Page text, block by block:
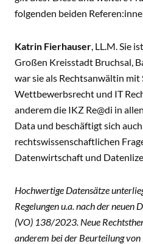
folgenden beiden
Katrin Fierhauser, LL.M. Sie
Großen Kreisstadt Bruchsal,
war sie als Rechtsanwältin
Wettbewerbsrecht und IT
anderem die IKZ Re@di in
Data und beschäftigt sich
rechtswissenschaftlichen
Datenwirtschaft und
Hochwertige Datensätze
Regelungen u.a. nach der
(VO) 138/2023. Neue
anderem bei der Beurteilung